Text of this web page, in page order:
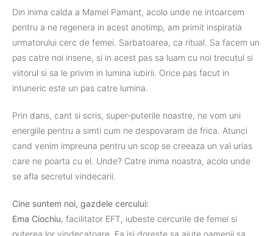
Din inima calda a Mamei Pamant, acolo unde ne intoarcem
pentru a ne regenera in acest anotimp, am primit inspiratia
urmatorului cerc de femei. Sarbatoarea, ca ritual. Sa facem un
pas catre noi insene, si in acest pas sa luam cu noi trecutul si
viitorul si sa le privim in lumina iubirii. Orice pas facut in
intuneric este un pas catre lumina.
Prin dans, cant si scris, super-puterile noastre, ne vom uni
energiile pentru a simti cum ne despovaram de frica. Atunci
cand venim impreuna pentru un scop se creeaza un val urias
care ne poarta cu el. Unde? Catre inima noastra, acolo unde
se afla secretul vindecarii.
Cine suntem noi, gazdele cercului:
Ema Ciochiu, facilitator EFT, iubeste cercurile de femei si